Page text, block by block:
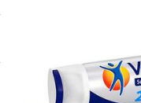
Neuheiten
Diabetes
Eucerin